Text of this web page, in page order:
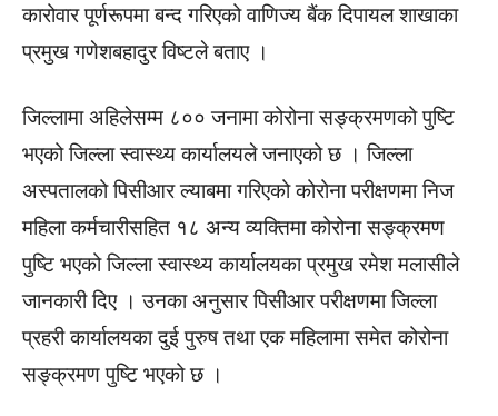
कारोवार पूर्णरूपमा बन्द गरिएको वाणिज्य बैंक दिपायल शाखाका
प्रमुख गणेशबहादुर विष्टले बताए ।
जिल्लामा अहिलेसम्म ८०० जनामा कोरोना सङ्क्रमणको पुष्टि
भएको जिल्ला स्वास्थ्य कार्यालयले जनाएको छ । जिल्ला
अस्पतालको पिसीआर ल्याबमा गरिएको कोरोना परीक्षणमा निज
महिला कर्मचारीसहित १८ अन्य व्यक्तिमा कोरोना सङ्क्रमण
पुष्टि भएको जिल्ला स्वास्थ्य कार्यालयका प्रमुख रमेश मलासीले
जानकारी दिए । उनका अनुसार पिसीआर परीक्षणमा जिल्ला
प्रहरी कार्यालयका दुई पुरुष तथा एक महिलामा समेत कोरोना
सङ्क्रमण पुष्टि भएको छ ।